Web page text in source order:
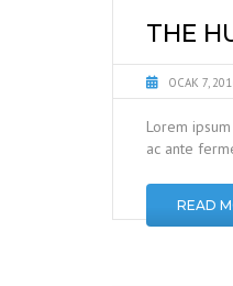
THE
OCAK 7,
Lorem
ac ante
READ